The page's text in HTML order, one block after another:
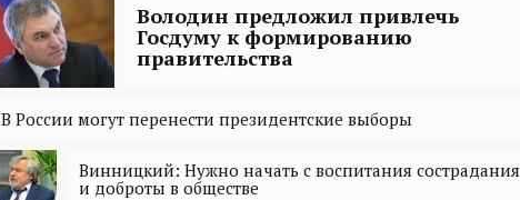
Володин предложил привлечь
Госдуму к формированию
правительства
В России могут перенести президентские выборы
Винницкий: Нужно начать с воспитания сострадания
и доброты в обществе